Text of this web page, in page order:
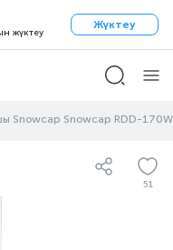
жүктеу
Жүктеу
Snowcap Snowcap RDD-170W
51